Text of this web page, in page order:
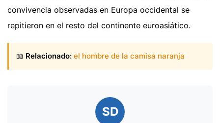
convivencia observadas en Europa occidental se
repitieron en el resto del continente euroasiático.
📖 Relacionado: el hombre de la camisa naranja
SD